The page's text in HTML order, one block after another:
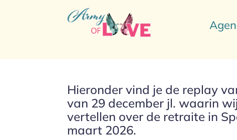
Hieronder vind je de replay
van 29 december jl. waarin
vertellen over de retraite in
maart 2026.